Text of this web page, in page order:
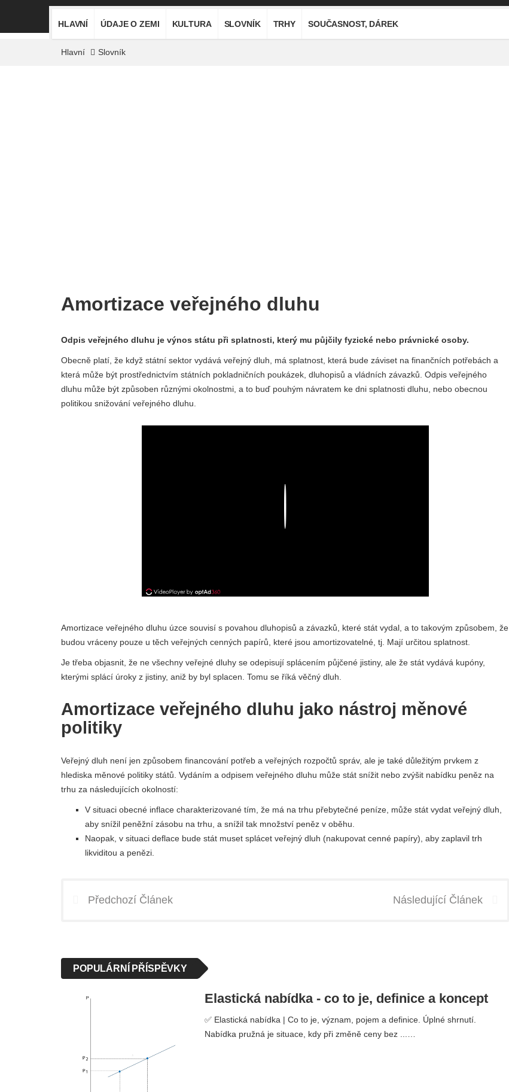
HLAVNÍ ÚDAJE O ZEMI KULTURA SLOVNÍK TRHY SOUČASNOST, DÁREK
Hlavní Slovník
Amortizace veřejného dluhu
Odpis veřejného dluhu je výnos státu při splatnosti, který mu půjčily fyzické nebo právnické osoby.
Obecně platí, že když státní sektor vydává veřejný dluh, má splatnost, která bude záviset na finančních potřebách a
která může být prostřednictvím státních pokladničních poukázek, dluhopisů a vládních závazků. Odpis veřejného
dluhu může být způsoben různými okolnostmi, a to buď pouhým návratem ke dni splatnosti dluhu, nebo obecnou
politikou snižování veřejného dluhu.
Amortizace veřejného dluhu úzce souvisí s povahou dluhopisů a závazků, které stát vydal, a to takovým způsobem, že
budou vráceny pouze u těch veřejných cenných papírů, které jsou amortizovatelné, tj. Mají určitou splatnost.
Je třeba objasnit, že ne všechny veřejné dluhy se odepisují splácením půjčené jistiny, ale že stát vydává kupóny,
kterými splácí úroky z jistiny, aniž by byl splacen. Tomu se říká věčný dluh.
Amortizace veřejného dluhu jako nástroj měnové
politiky
Veřejný dluh není jen způsobem financování potřeb a veřejných rozpočtů správ, ale je také důležitým prvkem z
hlediska měnové politiky států. Vydáním a odpisem veřejného dluhu může stát snížit nebo zvýšit nabídku peněz na
trhu za následujících okolností:
V situaci obecné inflace charakterizované tím, že má na trhu přebytečné peníze, může stát vydat veřejný dluh,
aby snížil peněžní zásobu na trhu, a snížil tak množství peněz v oběhu.
Naopak, v situaci deflace bude stát muset splácet veřejný dluh (nakupovat cenné papíry), aby zaplavil trh
likviditou a penězi.
Předchozí Článek Následující Článek
POPULÁRNÍ PŘÍSPĚVKY
Elastická nabídka - co to je, definice a koncept
✅ Elastická nabídka | Co to je, význam, pojem a definice. Úplné shrnutí.
Nabídka pružná je situace, kdy při změně ceny bez ...…